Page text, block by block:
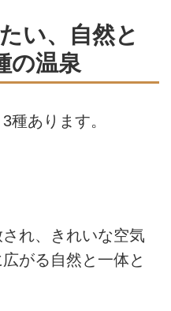
い、自然と
の温泉
種あります。
れ、きれいな空気
がる自然と一体と